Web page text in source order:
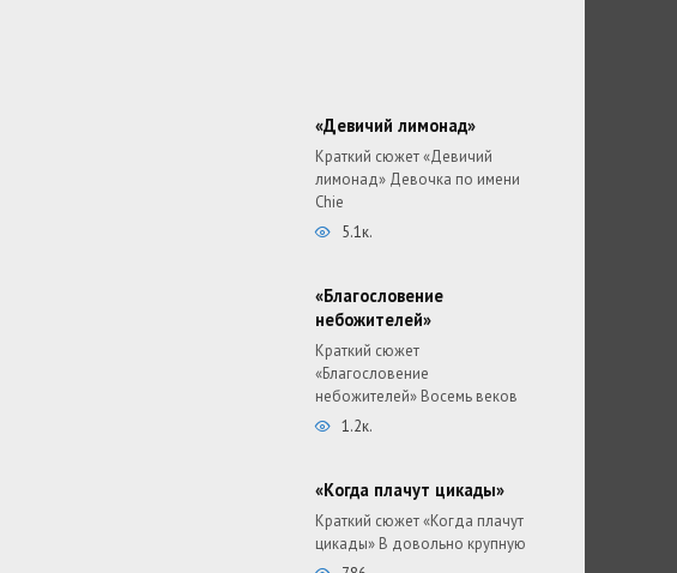
«Девичий лимонад»
Краткий сюжет «Девичий
лимонад» Девочка по имени
Chie
5.1к.
«Благословение
небожителей»
Краткий сюжет
«Благословение
небожителей» Восемь веков
1.2к.
«Когда плачут цикады»
Краткий сюжет «Когда плачут
цикады» В довольно крупную